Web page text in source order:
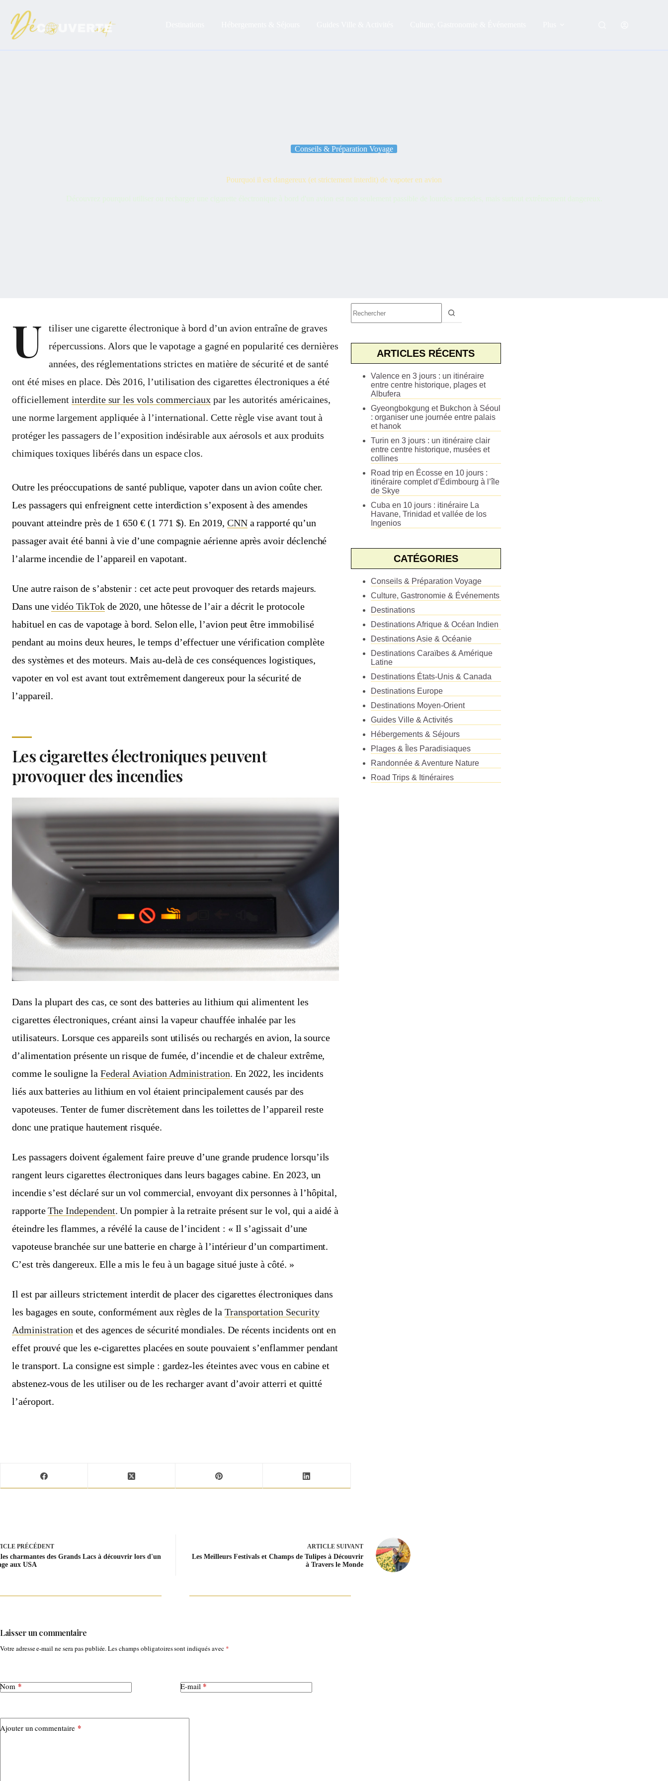
contenu
Conseils & Préparation Voyage
Pourquoi il est dangereux (et strictement interdit) de vapoter en avion
Découvrez pourquoi utiliser ou recharger une cigarette électronique à bord d'un avion est non seulement passible de lourdes amendes, mais surtout extrêmement dangereux.
U
tiliser une cigarette électronique à bord d’un avion entraîne de graves
répercussions. Alors que le vapotage a gagné en popularité ces dernières
années, des réglementations strictes en matière de sécurité et de santé
ont été mises en place. Dès 2016, l’utilisation des cigarettes électroniques a été
officiellementinterdite sur les vols commerciaux par les autorités américaines,
une norme largement appliquée à l’international. Cette règle vise avant tout à
protéger les passagers de l’exposition indésirable aux aérosols et aux produits
chimiques toxiques libérés dans un espace clos.
Outre les préoccupations de santé publique, vapoter dans un avion coûte cher.
Les passagers qui enfreignent cette interdiction s’exposent à des amendes
pouvant atteindre près de 1 650 € (1 771 $). En 2019, CNNa rapporté qu’un
passager avait été banni à vie d’une compagnie aérienne après avoir déclenché
l’alarme incendie de l’appareil en vapotant.
Une autre raison de s’abstenir : cet acte peut provoquer des retards majeurs.
Dans unevidéo TikTokde 2020, une hôtesse de l’air a décrit le protocole
habituel en cas de vapotage à bord. Selon elle, l’avion peut être immobilisé
pendant au moins deux heures, le temps d’effectuer une vérification complète
des systèmes et des moteurs. Mais au-delà de ces conséquences logistiques,
vapoter en vol est avant tout extrêmement dangereux pour la sécurité de
l’appareil.
Les cigarettes électroniques peuvent
provoquer des incendies
Dans la plupart des cas, ce sont des batteries au lithium qui alimentent les
cigarettes électroniques, créant ainsi la vapeur chauffée inhalée par les
utilisateurs. Lorsque ces appareils sont utilisés ou rechargés en avion, la source
d’alimentation présente un risque de fumée, d’incendie et de chaleur extrême,
comme le souligne la Federal Aviation Administration. En 2022, les incidents
liés aux batteries au lithium en vol étaient principalement causés par des
vapoteuses. Tenter de fumer discrètement dans les toilettes de l’appareil reste
donc une pratique hautement risquée.
Les passagers doivent également faire preuve d’une grande prudence lorsqu’ils
rangent leurs cigarettes électroniques dans leurs bagages cabine. En 2023, un
incendie s’est déclaré sur un vol commercial, envoyant dix personnes à l’hôpital,
rapporteThe Independent. Un pompier à la retraite présent sur le vol, qui a aidé à
éteindre les flammes, a révélé la cause de l’incident : « Il s’agissait d’une
vapoteuse branchée sur une batterie en charge à l’intérieur d’un compartiment.
C’est très dangereux. Elle a mis le feu à un bagage situé juste à côté. »
Il est par ailleurs strictement interdit de placer des cigarettes électroniques dans
les bagages en soute, conformément aux règles de la Transportation Security
Administration et des agences de sécurité mondiales. De récents incidents ont en
effet prouvé que les e-cigarettes placées en soute pouvaient s’enflammer pendant
le transport. La consigne est simple : gardez-les éteintes avec vous en cabine et
abstenez-vous de les utiliser ou de les recharger avant d’avoir atterri et quitté
l’aéroport.
PRÉCÉDENT
charmantes des Grands Lacs à découvrir lors d'un
aux USA
ARTICLESUIVANT
Les Meilleurs Festivals et Champs de Tulipes à Découvrir
à Travers le Monde
Laisser un commentaire
Votre adresse e-mail ne sera pas publiée.Les champs obligatoires sont indiqués avec *
Nom* E-mail*
Ajouter un commentaire*
résultat
ARTICLES RÉCENTS
Valence en 3 jours : un itinéraire
entre centre historique, plages et
Albufera
Gyeongbokgung et Bukchon à Séoul
: organiser une journée entre palais
et hanok
Turin en 3 jours : un itinéraire clair
entre centre historique, musées et
collines
Road trip en Écosse en 10 jours :
itinéraire complet d’Édimbourg à l’île
de Skye
Cuba en 10 jours : itinéraire La
Havane, Trinidad et vallée de los
Ingenios
CATÉGORIES
Conseils & Préparation Voyage
Culture, Gastronomie & Événements
Destinations
Destinations Afrique & Océan Indien
Destinations Asie & Océanie
Destinations Caraïbes & Amérique
Latine
Destinations États-Unis & Canada
Destinations Europe
Destinations Moyen-Orient
Guides Ville & Activités
Hébergements & Séjours
Plages & Îles Paradisiaques
Randonnée & Aventure Nature
Road Trips & Itinéraires